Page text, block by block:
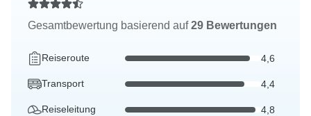
Gesamtbewertung basierend auf29 Bewertungen
Reiseroute 4,6
Transport 4,4
Reiseleitung 4,8